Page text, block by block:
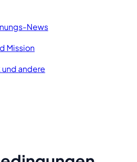
News
Mission
andere